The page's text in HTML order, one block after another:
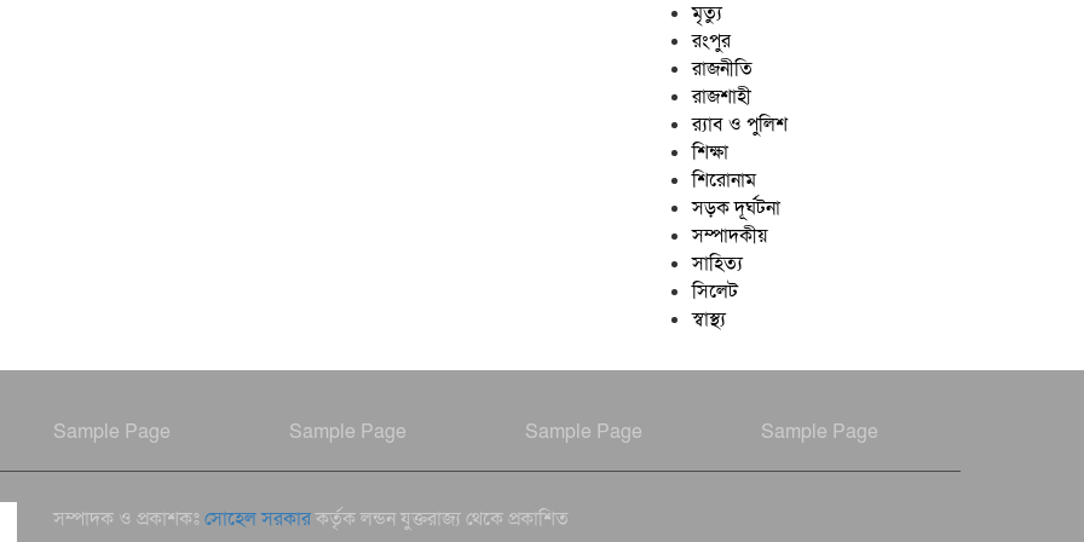
মৃত্যু
রংপুর
রাজনীতি
রাজশাহী
র‍্যাব ও পুলিশ
শিক্ষা
শিরোনাম
সড়ক দূর্ঘটনা
সম্পাদকীয়
সাহিত্য
সিলেট
স্বাস্থ্য
Sample Page Sample Page Sample Page Sample Page
সম্পাদক ও প্রকাশকঃ সোহেল সরকারকর্তৃক লন্ডন যুক্তরাজ্য থেকে প্রকাশিত